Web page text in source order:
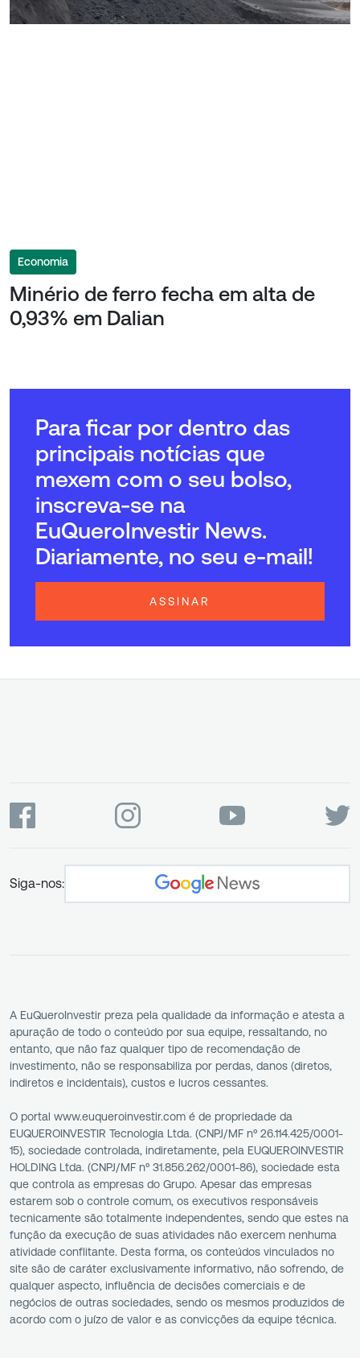
Economia
Minério de ferro fecha em alta de
0,93% em Dalian
Para ficar por dentro das
principais notícias que
mexem com o seu bolso,
inscreva-se na
EuQueroInvestir News.
Diariamente, no seu e-mail!
ASSINAR
Siga-nos:
A EuQueroInvestir preza pela qualidade da informação e atesta a
apuração de todo o conteúdo por sua equipe, ressaltando, no
entanto, que não faz qualquer tipo de recomendação de
investimento, não se responsabiliza por perdas, danos (diretos,
indiretos e incidentais), custos e lucros cessantes.
O portal www.euqueroinvestir.com é de propriedade da
EUQUEROINVESTIR Tecnologia Ltda. (CNPJ/MF nº 26.114.425/0001-
15), sociedade controlada, indiretamente, pela EUQUEROINVESTIR
HOLDING Ltda. (CNPJ/MF nº 31.856.262/0001-86), sociedade esta
que controla as empresas do Grupo. Apesar das empresas
estarem sob o controle comum, os executivos responsáveis
tecnicamente são totalmente independentes, sendo que estes na
função da execução de suas atividades não exercem nenhuma
atividade conflitante. Desta forma, os conteúdos vinculados no
site são de caráter exclusivamente informativo, não sofrendo, de
qualquer aspecto, influência de decisões comerciais e de
negócios de outras sociedades, sendo os mesmos produzidos de
acordo com o juízo de valor e as convicções da equipe técnica.